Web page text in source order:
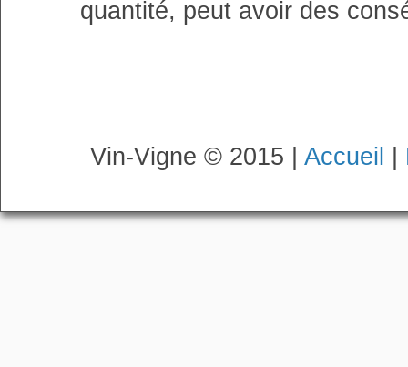
quantité, peut avoir des
Vin-Vigne © 2015 | Accueil